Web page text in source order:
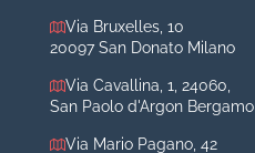
Medicina estetica Milano
Acido ialuronico viso
Aumento labbra
Via Bruxelles, 10
20097 San Donato Milano
Via Cavallina, 1, 24060,
San Paolo d'Argon Bergamo
Via Mario Pagano, 42